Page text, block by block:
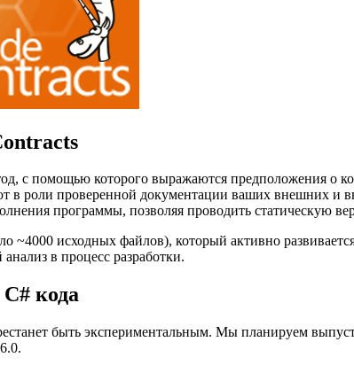
с помощью которого выражаются предположения
в роли проверенной документации ваших внешних и
программы, позволяя проводить статическую
~4000 исходных файлов), который активно
в процесс разработки.
кода
быть экспериментальным. Мы планируем